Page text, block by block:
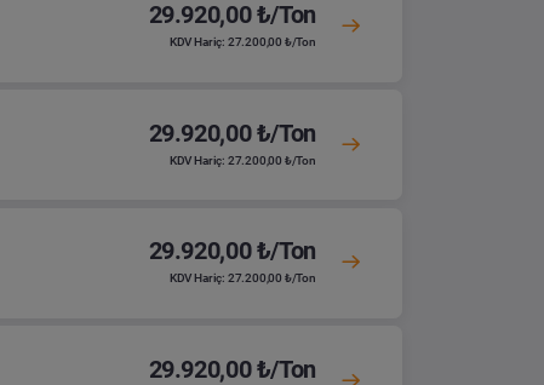
29.920,00 ₺/Ton
KDV Hariç: 27.200,00 ₺/Ton
29.920,00 ₺/Ton
KDV Hariç: 27.200,00 ₺/Ton
29.920,00 ₺/Ton
KDV Hariç: 27.200,00 ₺/Ton
29.920,00 ₺/Ton